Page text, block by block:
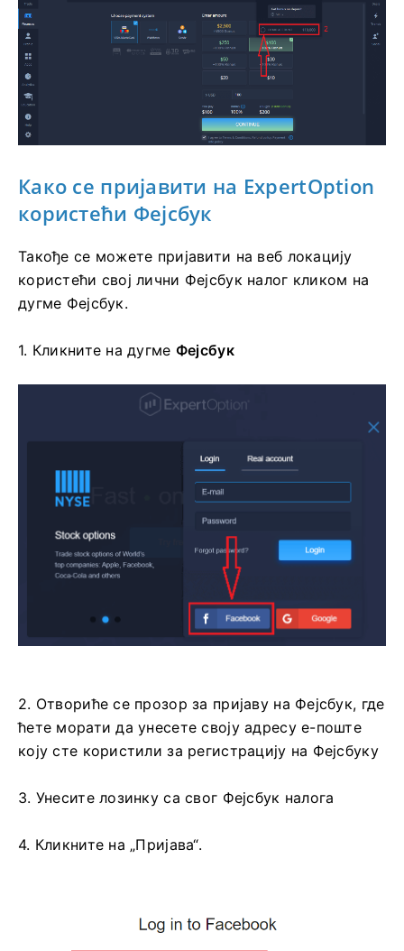
Како се пријавити на ExpertOption
користећи Фејсбук
Такође се можете пријавити на веб локацију
користећи свој лични Фејсбук налог кликом на
дугме Фејсбук.
1. Кликните надугме Фејсбук
2. Отвориће се прозор за пријаву на Фејсбук, где
ћете морати да унесете своју адресу е-поште
коју сте користили за регистрацију на Фејсбуку
3. Унесите лозинку са свог Фејсбук налога
4. Кликните на „Пријава“.